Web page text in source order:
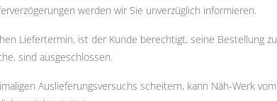
werden wir Sie unverzüglich informieren.
Liefertermin, ist der Kunde berechtigt, seine Bestellung zu
sind ausgeschlossen.
Auslieferungsversuchs scheitern, kann Näh-Werk vom